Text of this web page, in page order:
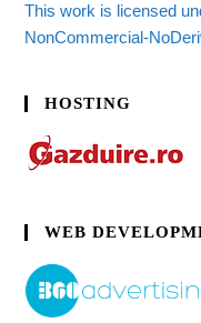
This work is licensed
NonCommercial-
HOSTING
WEB